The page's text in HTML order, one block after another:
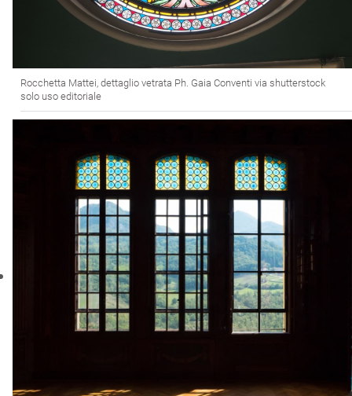
Rocchetta Mattei, dettaglio vetrata Ph. Gaia Conventi via shutterstock
solo uso editoriale